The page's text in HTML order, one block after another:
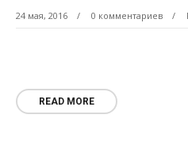
24 мая, 2016 0 комментариев
READ MORE